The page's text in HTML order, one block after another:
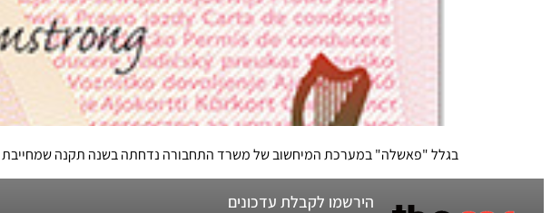
בגלל "פאשלה" במערכת המיחשוב של משרד התחבורה נדחתה בשנה תקנה שמחייבת רישום נקודות ברישיון
הירשמו לקבלת עדכונים